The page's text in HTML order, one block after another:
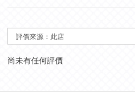
尚未有任何評價